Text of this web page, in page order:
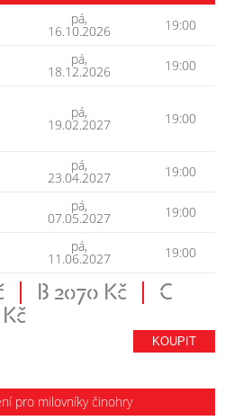
pá,
16.10.2026 19:00
pá,
18.12.2026 19:00
pá,
19.02.2027 19:00
pá,
23.04.2027 19:00
pá,
07.05.2027 19:00
pá,
11.06.2027 19:00
B 2070 Kč
C
KOUPIT
pro milovníky činohry